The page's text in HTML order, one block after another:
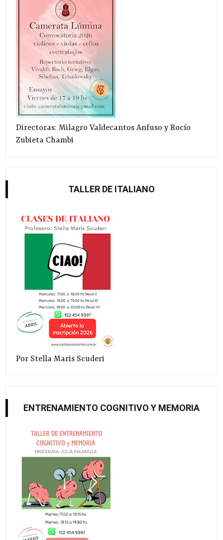
Directoras: Milagro Valdecantos Anfuso y Rocío
Zubieta Chambi
TALLER DE ITALIANO
Por Stella Maris Scuderi
ENTRENAMIENTO COGNITIVO Y MEMORIA